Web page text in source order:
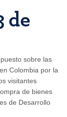
de
sobre las
Colombia por la
visitantes
de bienes
de Desarrollo